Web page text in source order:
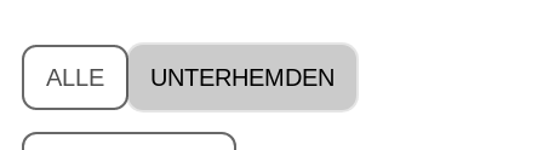
ALLE UNTERHEMDEN